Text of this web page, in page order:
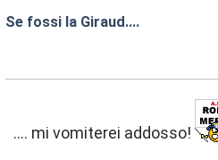
Se fossi la Giraud....
.... mi vomiterei addosso!